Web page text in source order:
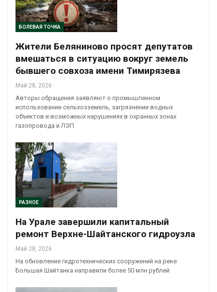
БОЛЕВАЯ ТОЧКА
Жители Беляниново просят депутатов
вмешаться в ситуацию вокруг земель
бывшего совхоза имени Тимирязева
Май 28, 2026
Авторы обращения заявляют о промышленном
использовании сельхозземель, загрязнении водных
объектов и возможных нарушениях в охранных зонах
газопровода и ЛЭП
РАЗНОЕ
На Урале завершили капитальный
ремонт Верхне-Шайтанского гидроузла
Май 28, 2026
На обновление гидротехнических сооружений на реке
Большая Шайтанка направили более 50 млн рублей